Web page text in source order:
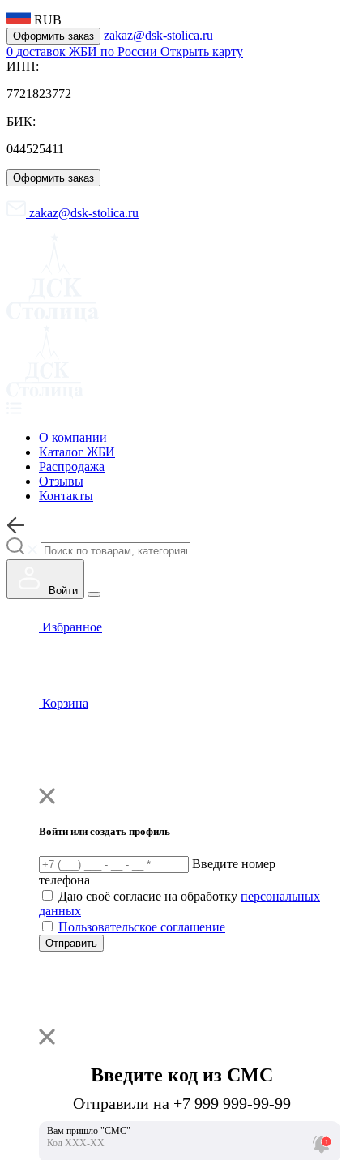
RUB
Оформить заказ
zakaz@dsk-stolica.ru
0 доставок ЖБИ по России Открыть карту
ИНН:
7721823772
БИК:
044525411
Оформить заказ
zakaz@dsk-stolica.ru
О компании
Каталог ЖБИ
Распродажа
Отзывы
Контакты
Войти
Избранное
Корзина
Войти или создать профиль
Введите номер
телефона
Даю своё согласие на обработку персональных
данных
Пользовательское соглашение
Отправить
Введите код из СМС
Отправили на +7 999 999-99-99
Вам пришло "СМС"
Код ХХХ-ХХ